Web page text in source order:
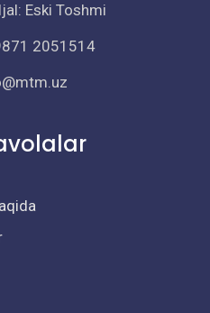
Eski Toshmi
2051514